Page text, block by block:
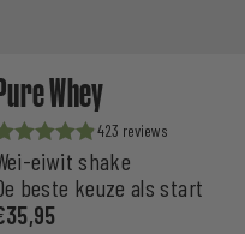
Whey
5
423
eiwit shake
beste keuze als start
35,95